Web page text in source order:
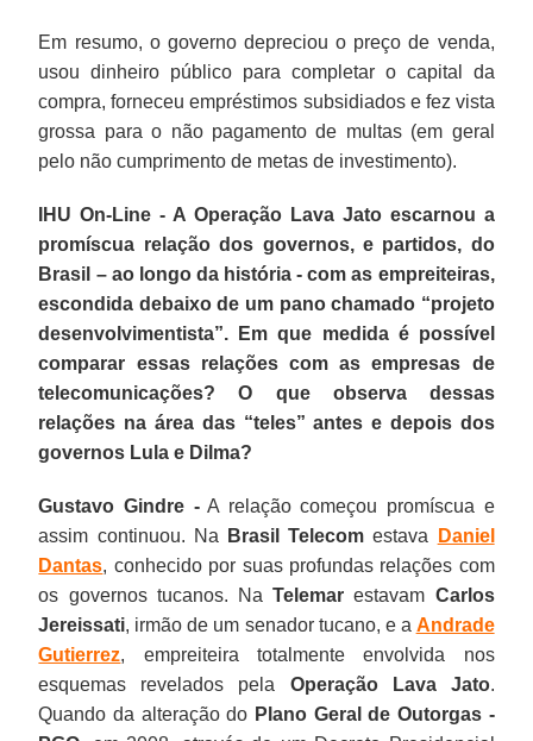
Em resumo, o governo depreciou o preço de venda,
usou dinheiro público para completar o capital da
compra, forneceu empréstimos subsidiados e fez vista
grossa para o não pagamento de multas (em geral
pelo não cumprimento de metas de investimento).
IHU On-Line - A Operação Lava Jato escarnou a
promíscua relação dos governos, e partidos, do
Brasil – ao longo da história - com as empreiteiras,
escondida debaixo de um pano chamado “projeto
desenvolvimentista”. Em que medida é possível
comparar essas relações com as empresas de
telecomunicações? O que observa dessas
relações na área das “teles” antes e depois dos
governos Lula e Dilma?
Gustavo Gindre -A relação começou promíscua e
assim continuou. Na Brasil Telecom estava
Daniel
Dantas, conhecido por suas profundas relações com
os governos tucanos. NaTelemar estavam Carlos
Jereissati, irmão de um senador tucano, e a Andrade
Gutierrez, empreiteira totalmente envolvida nos
esquemas revelados pela Operação Lava Jato.
Quando da alteração do Plano Geral de Outorgas -